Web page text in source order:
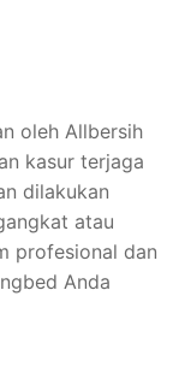
oleh Allbersih
kasur terjaga
dilakukan
atau
profesional dan
Anda